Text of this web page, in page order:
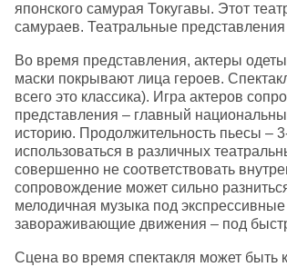
японского самурая Токугавы. Этот
самураев. Театральные
Во время представления, актеры
маски покрывают лица героев.
всего это классика). Игра актеров
представления – главный
историю. Продолжительность пьесы –
использоваться в различных
совершенно не соответствовать
сопровождение может сильно
мелодичная музыка под
завораживающие движения – под
Сцена во время спектакля может